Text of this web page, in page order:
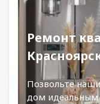
Ремонт
Позвольте
дом идеальным